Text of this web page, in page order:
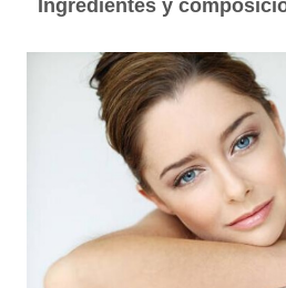
Ingredientes y